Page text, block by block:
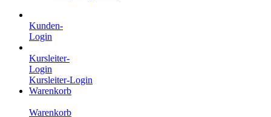
Kunden-
Login
Kursleiter-
Login
Kursleiter-Login
Warenkorb
Warenkorb